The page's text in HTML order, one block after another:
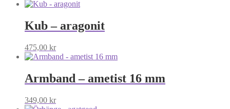
Kub – aragonit
475,00 kr
Armband – ametist 16 mm
349,00 kr